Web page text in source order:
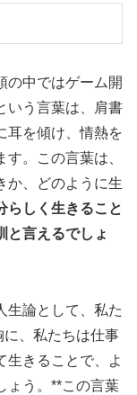
の中ではゲーム開
いう言葉は、肩書
耳を傾け、情熱を
。この言葉は、
か、どのように生
らしく生きること
と言えるでしょ
生論として、私た
、私たちは仕事
生きることで、よ
ょう。**この言葉